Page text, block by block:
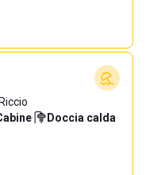
· Doccia calda·